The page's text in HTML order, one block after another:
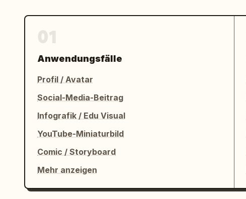
Anwendungsfälle
Profil / Avatar
Social-Media-Beitrag
Infografik / Edu Visual
YouTube-Miniaturbild
Comic / Storyboard
Mehr anzeigen